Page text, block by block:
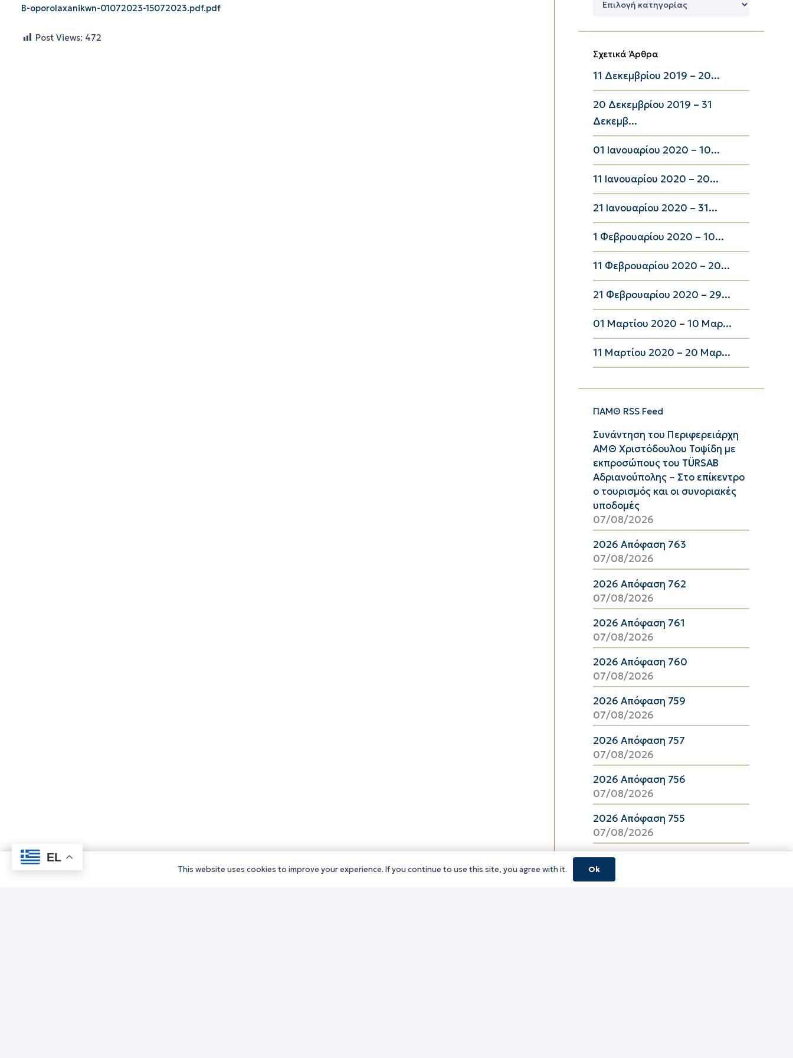
B-oporolaxanikwn-01072023-15072023.pdf.pdf
Post Views: 472
Σχετικά Άρθρα
11 Δεκεμβρίου 2019 – 20...
20 Δεκεμβρίου 2019 – 31
Δεκεμβ...
01 Ιανουαρίου 2020 – 10...
11 Ιανουαρίου 2020 – 20...
21 Ιανουαρίου 2020 – 31...
1 Φεβρουαρίου 2020 – 10...
11 Φεβρουαρίου 2020 – 20...
21 Φεβρουαρίου 2020 – 29...
01 Μαρτίου 2020 – 10 Μαρ...
11 Μαρτίου 2020 – 20 Μαρ...
ΠΑΜΘ RSS Feed
Συνάντηση του Περιφερειάρχη
ΑΜΘ Χριστόδουλου Τοψίδη με
εκπροσώπους του TÜRSAB
Αδριανούπολης – Στο επίκεντρο
ο τουρισμός και οι συνοριακές
υποδομές
07/08/2026
2026 Απόφαση 763
07/08/2026
2026 Απόφαση 762
07/08/2026
2026 Απόφαση 761
07/08/2026
2026 Απόφαση 760
07/08/2026
2026 Απόφαση 759
07/08/2026
2026 Απόφαση 757
07/08/2026
2026 Απόφαση 756
07/08/2026
2026 Απόφαση 755
07/08/2026
2026 Απόφαση 754
07/08/2026
EL
This website uses cookies to improve your experience. If you continue to use this site, you agree with it. Ok